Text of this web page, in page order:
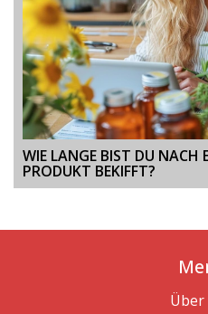
WIE LANGE BIST DU NACH
PRODUKT BEKIFFT?
Über